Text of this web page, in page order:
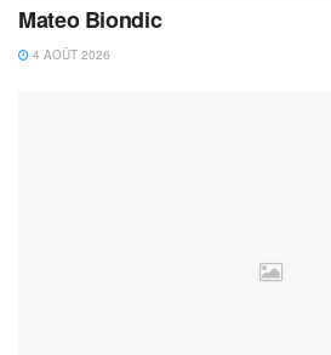
Mateo Biondic
4 AOÛT 2026